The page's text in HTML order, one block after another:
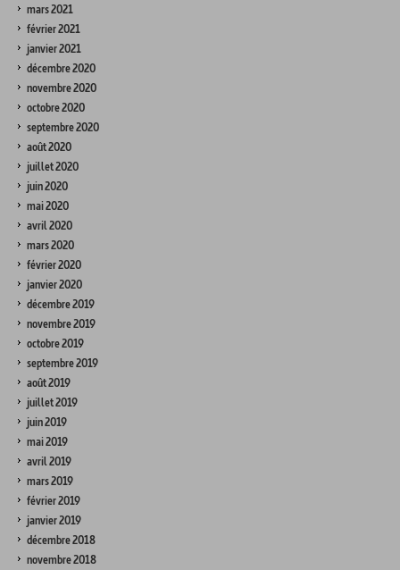
mars 2021
février 2021
janvier 2021
décembre 2020
novembre 2020
octobre 2020
septembre 2020
août 2020
juillet 2020
juin 2020
mai 2020
avril 2020
mars 2020
février 2020
janvier 2020
décembre 2019
novembre 2019
octobre 2019
septembre 2019
août 2019
juillet 2019
juin 2019
mai 2019
avril 2019
mars 2019
février 2019
janvier 2019
décembre 2018
novembre 2018